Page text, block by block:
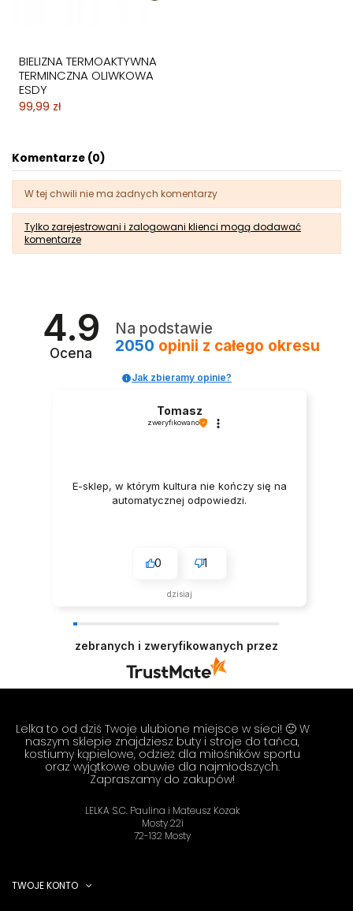
BIELIZNA TERMOAKTYWNA
TERMINCZNA OLIWKOWA
ESDY
99,99 zł
Komentarze (0)
W tej chwili nie ma żadnych komentarzy
Tylko zarejestrowani i zalogowani klienci mogą dodawać
komentarze
4.9
Ocena
Na podstawie
2050 opinii z całego okresu
Jak zbieramy opinie?
Tomasz
zweryfikowano
E-sklep, w którym kultura nie kończy się na
automatycznej odpowiedzi.
0 1
dzisiaj
zebranych i zweryfikowanych przez
Lelka to od dziś Twoje ulubione miejsce w sieci! 🙂 W
naszym sklepie znajdziesz buty i stroje do tańca,
kostiumy kąpielowe, odzież dla miłośników sportu
oraz wyjątkowe obuwie dla najmłodszych.
Zapraszamy do zakupów!
LELKA S.C. Paulina i Mateusz Kozak
Mosty 22i
72-132 Mosty
TWOJE KONTO